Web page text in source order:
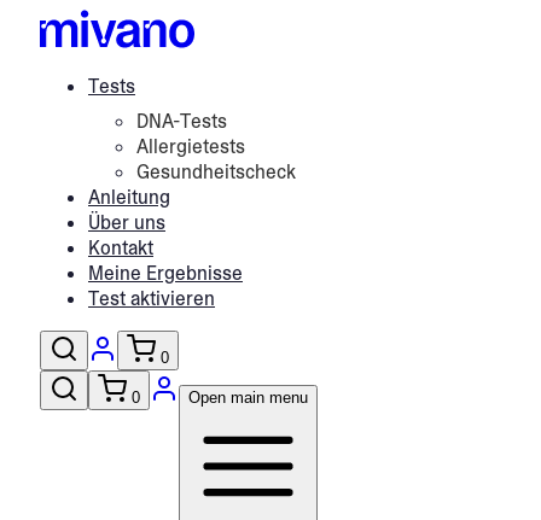
Tests
DNA-Tests
Allergietests
Gesundheitscheck
Anleitung
Über uns
Kontakt
Meine Ergebnisse
Test aktivieren
0
0 Open main menu